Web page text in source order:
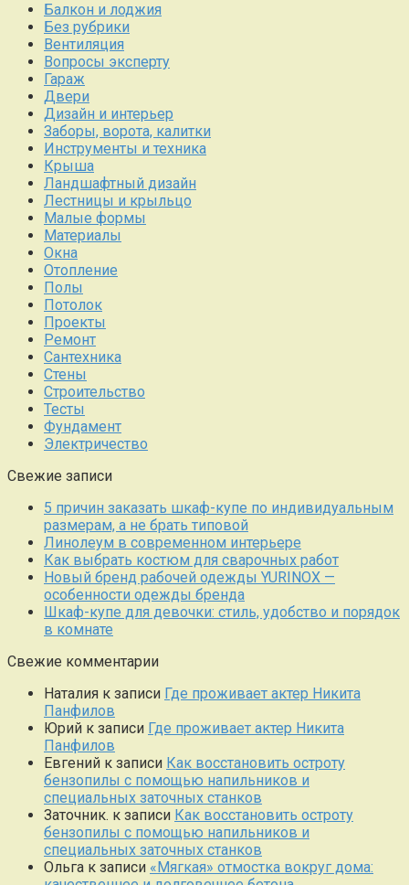
Балкон и лоджия
Без рубрики
Вентиляция
Вопросы эксперту
Гараж
Двери
Дизайн и интерьер
Заборы, ворота, калитки
Инструменты и техника
Крыша
Ландшафтный дизайн
Лестницы и крыльцо
Малые формы
Материалы
Окна
Отопление
Полы
Потолок
Проекты
Ремонт
Сантехника
Стены
Строительство
Тесты
Фундамент
Электричество
Свежие записи
5 причин заказать шкаф-купе по индивидуальным
размерам, а не брать типовой
Линолеум в современном интерьере
Как выбрать костюм для сварочных работ
Новый бренд рабочей одежды YURINOX —
особенности одежды бренда
Шкаф-купе для девочки: стиль, удобство и порядок
в комнате
Свежие комментарии
Наталия к записи Где проживает актер Никита
Панфилов
Юрий к записи Где проживает актер Никита
Панфилов
Евгений к записи Как восстановить остроту
бензопилы с помощью напильников и
специальных заточных станков
Заточник. к записи Как восстановить остроту
бензопилы с помощью напильников и
специальных заточных станков
Ольга к записи «Мягкая» отмостка вокруг дома: